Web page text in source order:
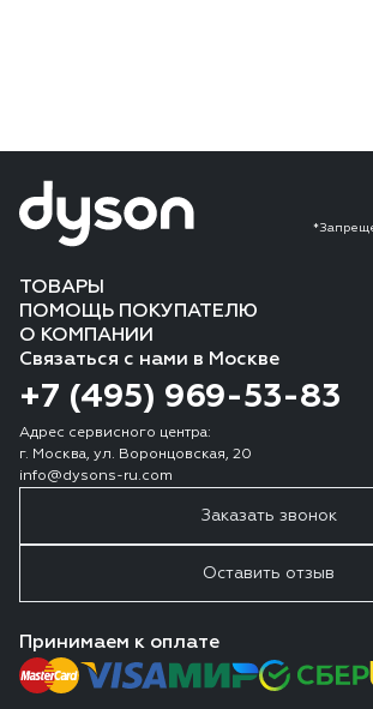
ТОВАРЫ
ПОМОЩЬ ПОКУПАТЕЛЮ
О КОМПАНИИ
Связаться с нами в Москве
+7 (495) 969-53-83
Адрес сервисного центра:
г. Москва, ул. Воронцовская, 20
info@dysons-ru.com
Заказать звонок
Оставить отзыв
Принимаем к оплате